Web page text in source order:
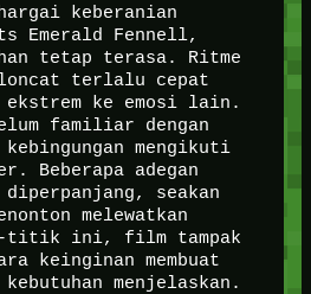
keberanian
Emerald Fennell,
tetap terasa. Ritme
terlalu cepat
ke emosi lain.
familiar dengan
kebingungan mengikuti
Beberapa adegan
seakan
melewatkan
titik ini, film tampak
keinginan membuat
menjelaskan.